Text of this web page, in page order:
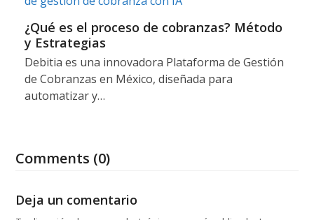
¿Qué es el proceso de cobranzas? Método
y Estrategias
Debitia es una innovadora Plataforma de Gestión
de Cobranzas en México, diseñada para
automatizar y…
Comments (0)
Deja un comentario